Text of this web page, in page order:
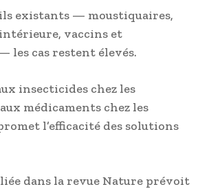
existants — moustiquaires,
vaccins et
les cas restent élevés.
insecticides chez les
médicaments chez les
l’efficacité des solutions
dans la revue Nature prévoit